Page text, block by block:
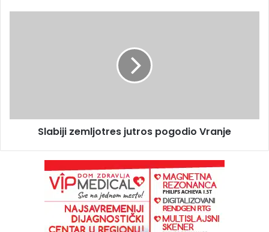
Slabiji zemljotres jutros pogodio Vranje